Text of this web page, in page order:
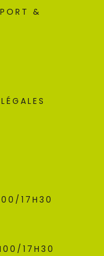
&
17H30
17H30